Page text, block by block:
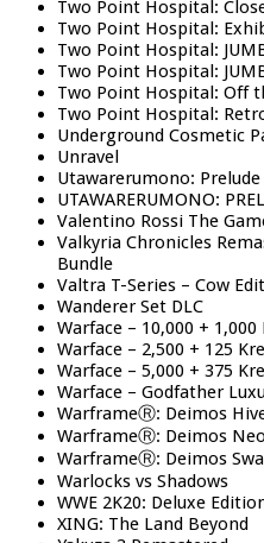
Two Point Hospital:
Two Point Hospital:
Two Point Hospital:
Two Point Hospital:
Two Point Hospital: Off
Two Point Hospital:
Underground Cosmetic
Unravel
Utawarerumono:
UTAWARERUMONO:
Valentino Rossi The
Valkyria Chronicles
Bundle
Valtra T-Series – Cow
Wanderer Set DLC
Warface – 10,000 + 1,000
Warface – 2,500 + 125
Warface – 5,000 + 375
Warface – Godfather
WarframeⓇ: Deimos
WarframeⓇ: Deimos
WarframeⓇ: Deimos
Warlocks vs Shadows
WWE 2K20: Deluxe
XING: The Land Beyond